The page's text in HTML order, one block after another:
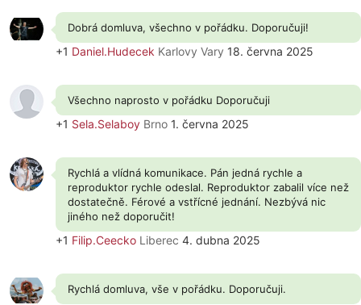
Dobrá domluva, všechno v pořádku. Doporučuji!
+1 Daniel.Hudecek Karlovy Vary 18. června 2025
Všechno naprosto v pořádku Doporučuji
+1 Sela.Selaboy Brno 1. června 2025
Rychlá a vlídná komunikace. Pán jedná rychle a
reproduktor rychle odeslal. Reproduktor zabalil více než
dostatečně. Férové a vstřícné jednání. Nezbývá nic
jiného než doporučit!
+1 Filip.Ceecko Liberec 4. dubna 2025
Rychlá domluva, vše v pořádku. Doporučuji.